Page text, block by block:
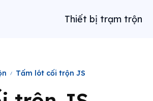
Thiết bị trạm trộn
Tấm lót cối trộn JS